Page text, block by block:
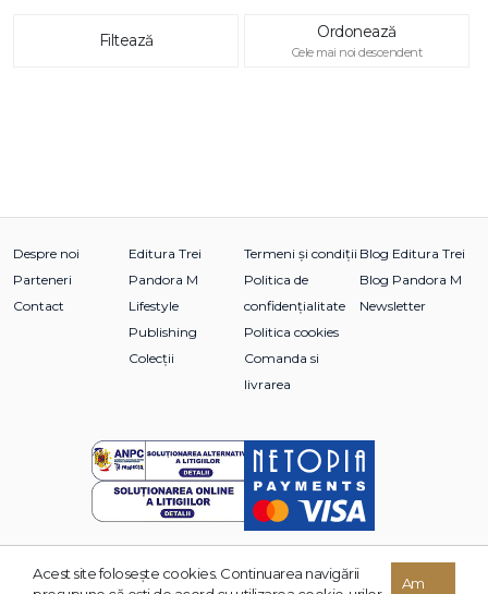
Filtează Ordonează
Cele mai noi descendent
Despre noi
Parteneri
Contact
Editura Trei
Pandora M
Lifestyle
Publishing
Colecții
Termeni și condiții
Politica de
confidențialitate
Politica cookies
Comanda si
livrarea
Blog Editura Trei
Blog Pandora M
Newsletter
© 2026 Grupul Editorial TREI. Toate drepturile rezervate.
Acest site foloseşte cookies. Continuarea navigării
Am